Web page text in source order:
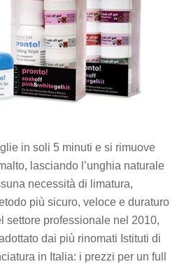
in soli 5 minuti e si rimuove
lasciando l’unghia naturale
necessità di limatura,
più sicuro, veloce e duraturo
settore professionale nel 2010,
dai più rinomati Istituti di
in Italia: i prezzi per un full